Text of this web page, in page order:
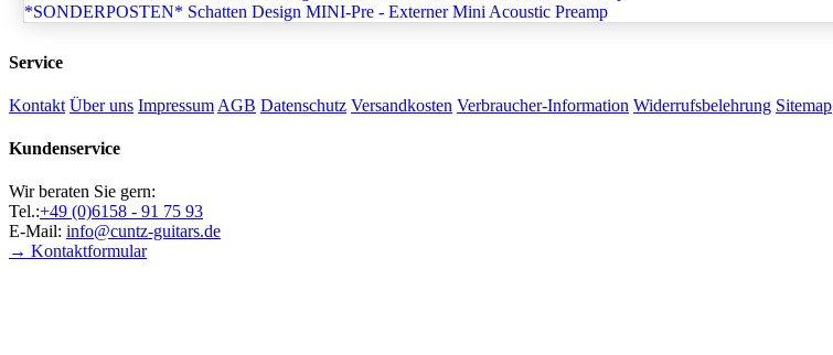
*SONDERPOSTEN* Schatten Design MINI-Pre - Externer Mini Acoustic Preamp
Service
Kontakt Über uns Impressum AGB Datenschutz Versandkosten Verbraucher-Information Widerrufsbelehrung Sitemap
Kundenservice
Wir beraten Sie gern:
Tel.:+49 (0)6158 - 91 75 93
E-Mail: info@cuntz-guitars.de
→ Kontaktformular